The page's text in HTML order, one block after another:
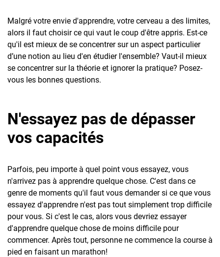
Malgré votre envie d'apprendre, votre cerveau a des limites,
alors il faut choisir ce qui vaut le coup d'être appris. Est-ce
qu'il est mieux de se concentrer sur un aspect particulier
d’une notion au lieu d'en étudier l'ensemble? Vaut-il mieux
se concentrer sur la théorie et ignorer la pratique? Posez-
vous les bonnes questions.
N'essayez pas de dépasser
vos capacités
Parfois, peu importe à quel point vous essayez, vous
n'arrivez pas à apprendre quelque chose. C'est dans ce
genre de moments qu'il faut vous demander si ce que vous
essayez d'apprendre n'est pas tout simplement trop difficile
pour vous. Si c'est le cas, alors vous devriez essayer
d'apprendre quelque chose de moins difficile pour
commencer. Après tout, personne ne commence la course à
pied en faisant un marathon!